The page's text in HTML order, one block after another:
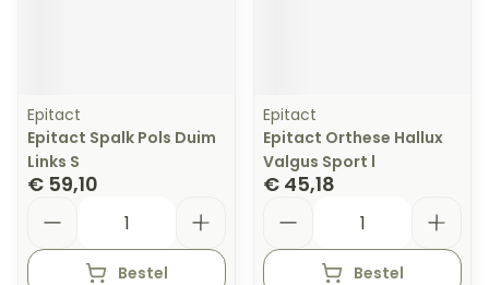
Epitact
Epitact Spalk Pols Duim
Links S
€ 59,10
Bestel
Epitact
Epitact Orthese Hallux
Valgus Sport l
€ 45,18
Bestel